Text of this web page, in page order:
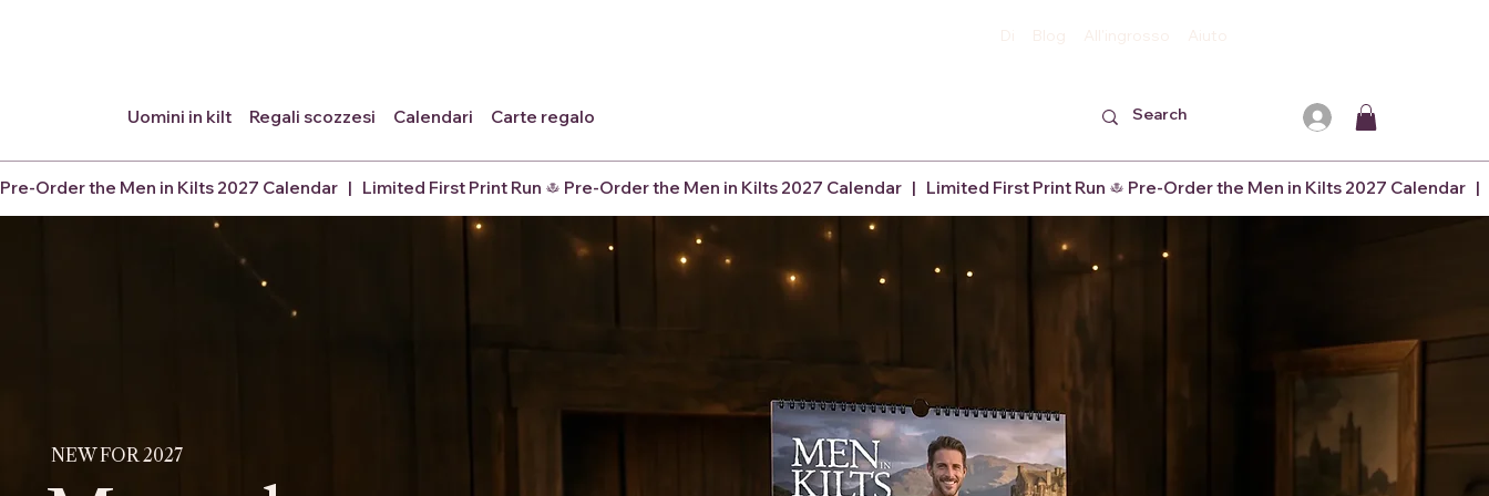
Di Blog All'ingrosso Aiuto
Uomini in kilt Regali scozzesi Calendari Carte regalo
Pre-Order the Men in Kilts 2027 Calendar   |   Limited First Print Run
NEW FOR 2027